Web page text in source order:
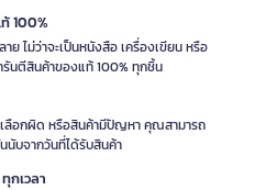
100%
ไม่ว่าจะเป็นหนังสือ เครื่องเขียน หรือ
รันตีสินค้าของแท้ 100% ทุกชิ้น
เลือกผิด หรือสินค้ามีปัญหา คุณสามารถ
นับจากวันที่ได้รับสินค้า
กเวลา